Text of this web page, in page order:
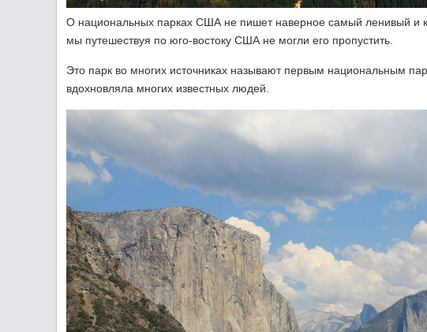
О национальных парках США не пишет наверное самый ленивый и
мы путешествуя по юго-востоку США не могли его пропустить.
Это парк во многих источниках называют первым национальным
вдохновляла многих известных людей.